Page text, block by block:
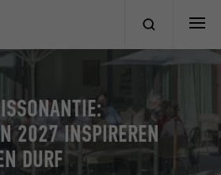
2027 INSPIREREN
DURF